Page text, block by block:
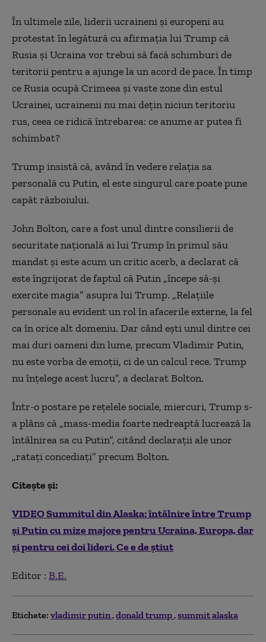
În ultimele zile, liderii ucraineni şi europeni au
protestat în legătură cu afirmaţia lui Trump că
Rusia şi Ucraina vor trebui să facă schimburi de
teritorii pentru a ajunge la un acord de pace. În timp
ce Rusia ocupă Crimeea şi vaste zone din estul
Ucrainei, ucrainenii nu mai deţin niciun teritoriu
rus, ceea ce ridică întrebarea: ce anume ar putea fi
schimbat?
Trump insistă că, având în vedere relaţia sa
personală cu Putin, el este singurul care poate pune
capăt războiului.
John Bolton, care a fost unul dintre consilierii de
securitate naţională ai lui Trump în primul său
mandat şi este acum un critic acerb, a declarat că
este îngrijorat de faptul că Putin „începe să-şi
exercite magia” asupra lui Trump. „Relaţiile
personale au evident un rol în afacerile externe, la fel
ca în orice alt domeniu. Dar când eşti unul dintre cei
mai duri oameni din lume, precum Vladimir Putin,
nu este vorba de emoţii, ci de un calcul rece. Trump
nu înţelege acest lucru”, a declarat Bolton.
Într-o postare pe reţelele sociale, miercuri, Trump s-
a plâns că „mass-media foarte nedreaptă lucrează la
întâlnirea sa cu Putin”, citând declaraţii ale unor
„rataţi concediaţi” precum Bolton.
Citește și:
VIDEO Summitul din Alaska: întâlnire între Trump
și Putin cu mize majore pentru Ucraina, Europa, dar
și pentru cei doi lideri. Ce e de știut
Editor : B.E.
Etichete: vladimir putin donald trump summit alaska